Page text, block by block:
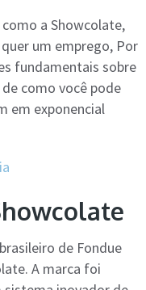
a Showcolate,
um emprego, Por
fundamentais sobre
como você pode
em exponencial
de Fondue
A marca foi